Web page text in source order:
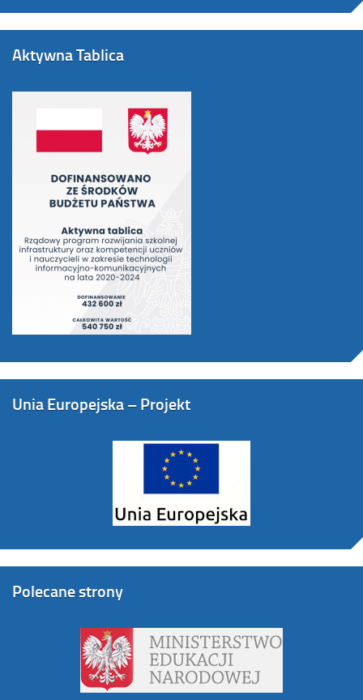
Aktywna Tablica
Unia Europejska – Projekt
Polecane strony